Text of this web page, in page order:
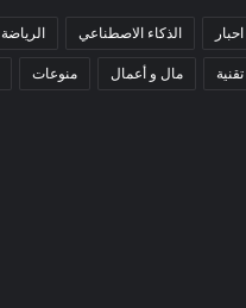
احبار الذكاء الاصطناعي الرياضة
تقنية مال و أعمال منوعات